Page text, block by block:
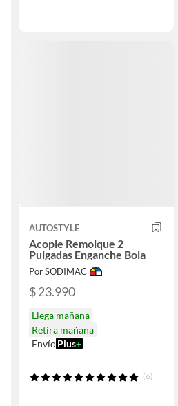
AUTOSTYLE
Acople Remolque 2
Pulgadas Enganche Bola
Por SODIMAC
$ 23.990
Llega mañana
Retira mañana
EnvíoPlus+
(6)